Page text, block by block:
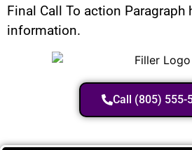
Final Call To action Paragraph
information.
Call (805) 555-